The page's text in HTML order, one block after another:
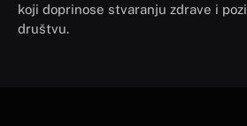
koji doprinose stvaranju zdrave i
društvu.